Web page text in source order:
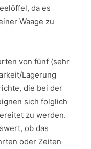
da es
Waage zu
von fünf (sehr
Lagerung
die bei der
sich folglich
zu werden.
ob das
oder Zeiten